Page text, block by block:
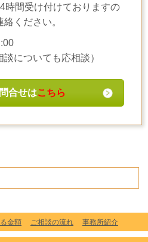
時間受け付けておりますの
ください。
談についても応相談）
合せはこちら
金額 ご相談の流れ 事務所紹介